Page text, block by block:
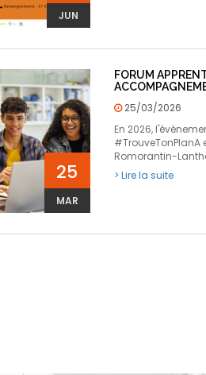
JUN
25
MAR
FORUM
25/03/2026
En 2026,
#TrouveTonPlanA
Romorantin-
> Lire la suite